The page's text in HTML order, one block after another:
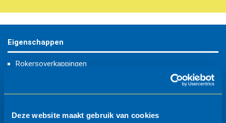
Deze website maakt gebruik van cookies
Eigenschappen
Rokersoverkappingen
dakbedekking: aluzinc profielplaten